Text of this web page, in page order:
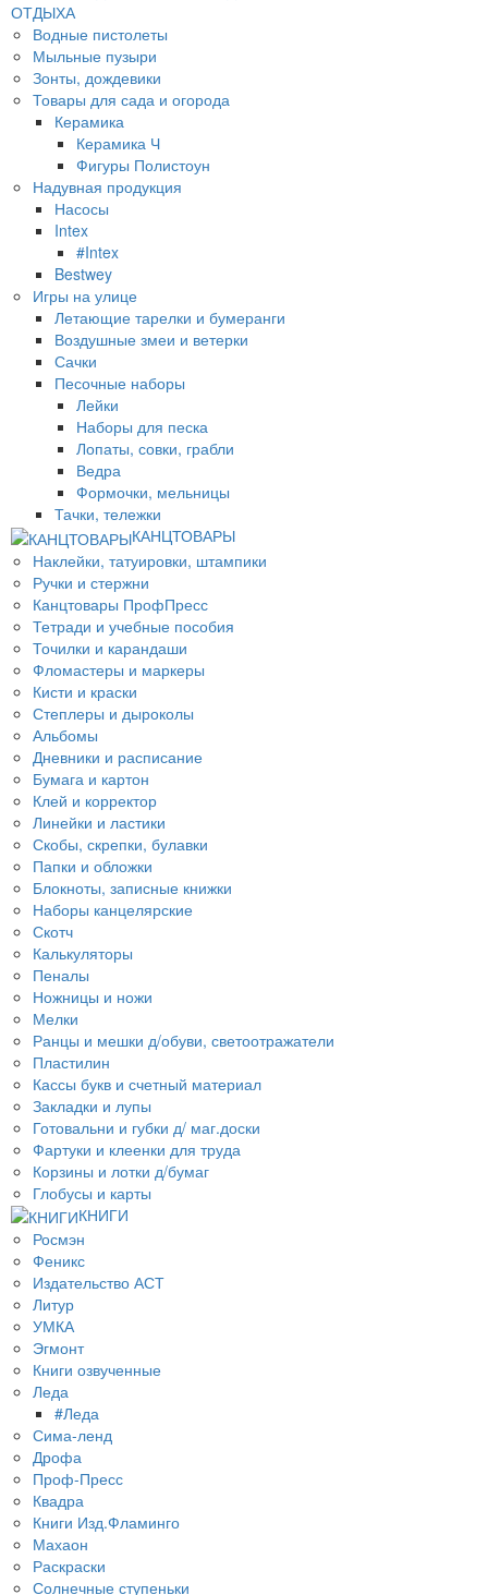
ОТДЫХА
Водные пистолеты
Мыльные пузыри
Зонты, дождевики
Товары для сада и огорода
Керамика
Керамика Ч
Фигуры Полистоун
Надувная продукция
Насосы
Intex
#Intex
Bestwey
Игры на улице
Летающие тарелки и бумеранги
Воздушные змеи и ветерки
Сачки
Песочные наборы
Лейки
Наборы для песка
Лопаты, совки, грабли
Ведра
Формочки, мельницы
Тачки, тележки
КАНЦТОВАРЫ
Наклейки, татуировки, штампики
Ручки и стержни
Канцтовары ПрофПресс
Тетради и учебные пособия
Точилки и карандаши
Фломастеры и маркеры
Кисти и краски
Степлеры и дыроколы
Альбомы
Дневники и расписание
Бумага и картон
Клей и корректор
Линейки и ластики
Скобы, скрепки, булавки
Папки и обложки
Блокноты, записные книжки
Наборы канцелярские
Скотч
Калькуляторы
Пеналы
Ножницы и ножи
Мелки
Ранцы и мешки д/обуви, светоотражатели
Пластилин
Кассы букв и счетный материал
Закладки и лупы
Готовальни и губки д/ маг.доски
Фартуки и клеенки для труда
Корзины и лотки д/бумаг
Глобусы и карты
КНИГИ
Росмэн
Феникс
Издательство АСТ
Литур
УМКА
Эгмонт
Книги озвученные
Леда
#Леда
Сима-ленд
Дрофа
Проф-Пресс
Квадра
Книги Изд.Фламинго
Махаон
Раскраски
Солнечные ступеньки